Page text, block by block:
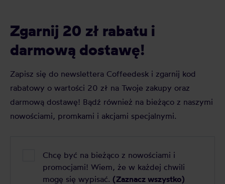
Zgarnij 20 zł rabatu i
darmową dostawę!
Zapisz się do newslettera Coffeedesk i zgarnij kod
rabatowy o wartości 20 zł na Twoje zakupy oraz
darmową dostawę! Bądź również na bieżąco z naszymi
nowościami, promkami i akcjami specjalnymi.
Chcę być na bieżąco z nowościami i
promocjami! Wiem, że w każdej chwili
mogę się wypisać. (Zaznacz wszystko)